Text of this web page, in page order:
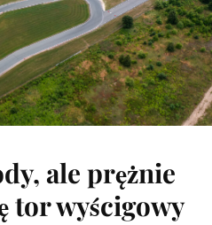
ale prężnie
tor wyścigowy